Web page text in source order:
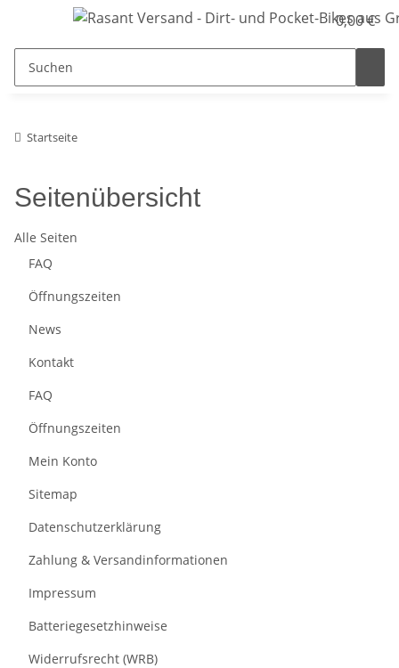
0,00 €
Startseite
Seitenübersicht
Alle Seiten
FAQ
Öffnungszeiten
News
Kontakt
FAQ
Öffnungszeiten
Mein Konto
Sitemap
Datenschutzerklärung
Zahlung & Versandinformationen
Impressum
Batteriegesetzhinweise
Widerrufsrecht (WRB)